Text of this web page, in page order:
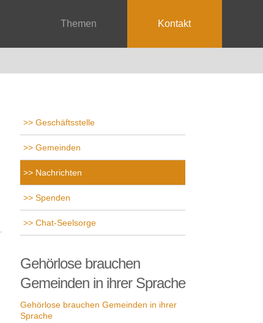
Themen Kontakt
Geschäftsstelle
Gemeinden
Nachrichten
Spenden
Chat-Seelsorge
Gehörlose brauchen
Gemeinden in ihrer Sprache
Gehörlose brauchen Gemeinden in ihrer
Sprache